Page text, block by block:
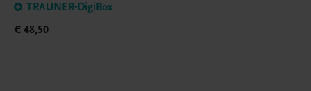
TRAUNER-DigiBox
€ 48,50